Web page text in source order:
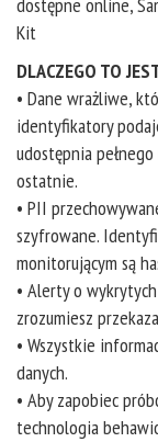
dostępne online,
Kit
DLACZEGO TO
• Dane wrażliwe,
identyfikatory
udostępnia
ostatnie.
• PII
szyfrowane.
monitorującym są
• Alerty o
zrozumiesz
• Wszystkie
danych.
• Aby zapobiec
technologia